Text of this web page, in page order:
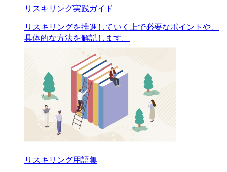
リスキリング実践ガイド
リスキリングを推進していく上で必要なポイントや、
具体的な方法を解説します。
リスキリング用語集